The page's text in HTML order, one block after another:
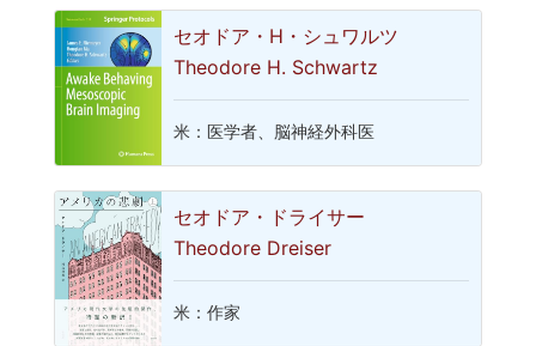
セオドア・H・シュワルツ
Theodore H. Schwartz
米：医学者、脳神経外科医
セオドア・ドライサー
Theodore Dreiser
米：作家